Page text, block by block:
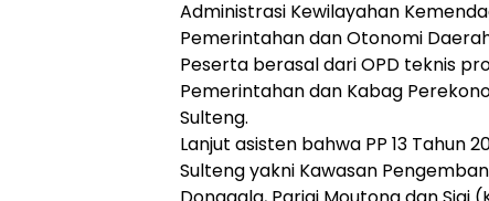
Administrasi Kewilayahan
Pemerintahan dan Otonomi
Peserta berasal dari OPD teknis
Pemerintahan dan Kabag
Sulteng.
Lanjut asisten bahwa PP 13 Tahun
Sulteng yakni Kawasan